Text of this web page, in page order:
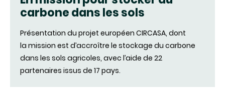
carbone dans les sols
Présentation du projet européen CIRCASA, dont
la mission est d’accroître le stockage du carbone
dans les sols agricoles, avec l’aide de 22
partenaires issus de 17 pays.